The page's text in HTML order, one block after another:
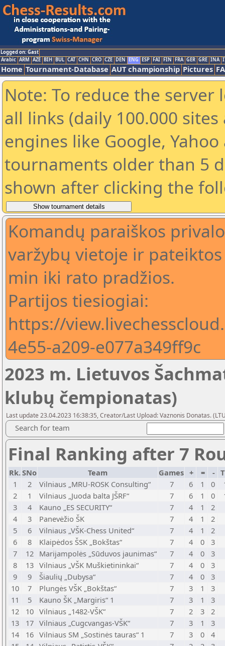
Logged on: Gast
Arabic ARM AZE BIH BUL CAT CHN CRO CZE DEN ENG ESP FAI FIN FRA GER GRE INA
Home Tournament-Database AUT championship Pictures
Note: To reduce the
all links (daily 100.000
engines like Google,
tournaments older than 5
shown after clicking the
Komandų paraiškos
varžybų vietoje ir
min iki rato pradžios.
Partijos tiesiogiai:
https://
4e55-a209-e077a349ff9c
2023 m. Lietuvos
klubų čempionatas)
Last update 23.04.2023 16:38:35, Creator/Last Upload: Vaznonis Donatas.
Search for team
Final Ranking after 7
Rk.SNo Team Games + = -
1
2 Vilniaus „MRU-ROSK Consulting“ 7 6 1 0
2
1 Vilniaus „Juoda balta JŠRF“ 7 6 1 0
3
4 Kauno „ES SECURITY“ 7 4 1
2
4
3 Panevėžio ŠK 7 4 1
2
5
6 Vilniaus „VŠK-Chess United“ 7 4 1
2
6
8 Klaipėdos ŠSK „Bokštas“ 7 4 0
3
7
12 Marijampolės „Sūduvos jaunimas“ 7 4 0
3
8
13 Vilniaus „VŠK Muškietininkai“ 7 4 0
3
9
9 Šiaulių „Dubysa“ 7 4 0
3
10
7 Plungės VŠK „Bokštas“ 7 3 1
3
11
5 Kauno ŠK „Margiris“ 1 7 3 1
3
12
10 Vilniaus „1482-VŠK“ 7 2 3
2
13
17 Vilniaus „Cugcvangas-VŠK“ 7 3 1
3
14
16 Vilniaus SM „Sostinės tauras“ 1 7 3 0
4